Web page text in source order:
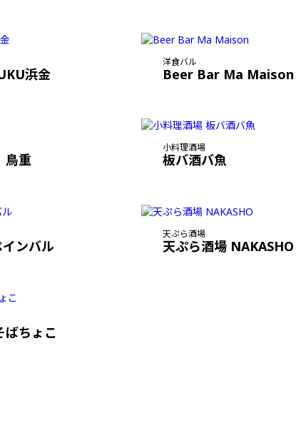
浜金
洋食バル
Beer Bar Ma Maison
鳥重
小料理酒場
板バ酒バ魚
ンバル
天ぷら酒場
天ぷら酒場 NAKASHO
ばちょこ